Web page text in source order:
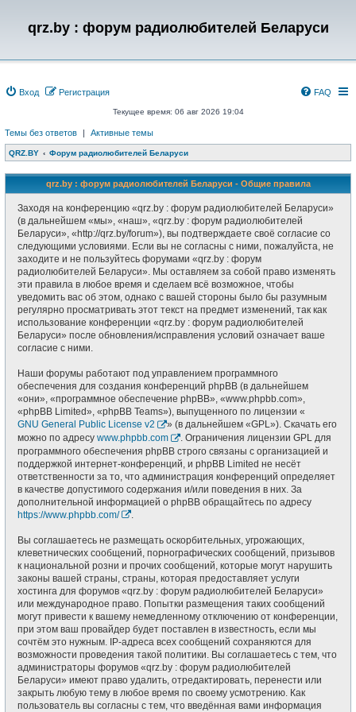
qrz.by : форум радиолюбителей Беларуси
Вход Регистрация FAQ
Текущее время: 06 авг 2026 19:04
Темы без ответов | Активные темы
QRZ.BY Форум радиолюбителей Беларуси
qrz.by : форум радиолюбителей Беларуси - Общие правила
Заходя на конференцию «qrz.by : форум радиолюбителей Беларуси»
(в дальнейшем «мы», «наш», «qrz.by : форум радиолюбителей
Беларуси», «http://qrz.by/forum»), вы подтверждаете своё согласие со
следующими условиями. Если вы не согласны с ними, пожалуйста, не
заходите и не пользуйтесь форумами «qrz.by : форум
радиолюбителей Беларуси». Мы оставляем за собой право изменять
эти правила в любое время и сделаем всё возможное, чтобы
уведомить вас об этом, однако с вашей стороны было бы разумным
регулярно просматривать этот текст на предмет изменений, так как
использование конференции «qrz.by : форум радиолюбителей
Беларуси» после обновления/исправления условий означает ваше
согласие с ними.
Наши форумы работают под управлением программного
обеспечения для создания конференций phpBB (в дальнейшем
«они», «программное обеспечение phpBB», «www.phpbb.com»,
«phpBB Limited», «phpBB Teams»), выпущенного по лицензии «
GNU General Public License v2
» (в дальнейшем «GPL»). Скачать его
можно по адресу www.phpbb.com
. Ограничения лицензии GPL для
программного обеспечения phpBB строго связаны с организацией и
поддержкой интернет-конференций, и phpBB Limited не несёт
ответственности за то, что администрация конференций определяет
в качестве допустимого содержания и/или поведения в них. За
дополнительной информацией о phpBB обращайтесь по адресу
https://www.phpbb.com/
Вы соглашаетесь не размещать оскорбительных, угрожающих,
клеветнических сообщений, порнографических сообщений, призывов
к национальной розни и прочих сообщений, которые могут нарушить
законы вашей страны, страны, которая предоставляет услуги
хостинга для форумов «qrz.by : форум радиолюбителей Беларуси»
или международное право. Попытки размещения таких сообщений
могут привести к вашему немедленному отключению от конференции,
при этом ваш провайдер будет поставлен в известность, если мы
сочтём это нужным. IP-адреса всех сообщений сохраняются для
возможности проведения такой политики. Вы соглашаетесь с тем, что
администраторы форумов «qrz.by : форум радиолюбителей
Беларуси» имеют право удалить, отредактировать, перенести или
закрыть любую тему в любое время по своему усмотрению. Как
пользователь вы согласны с тем, что введённая вами информация